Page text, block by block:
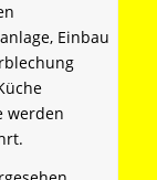
Einbau
werden